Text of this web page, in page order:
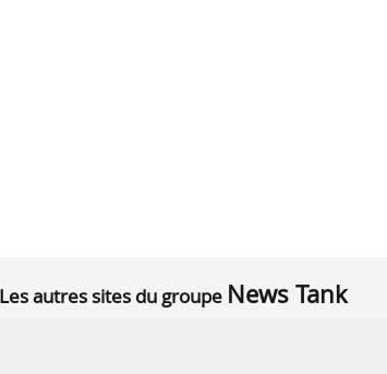
Les autres sites du groupe News Tank